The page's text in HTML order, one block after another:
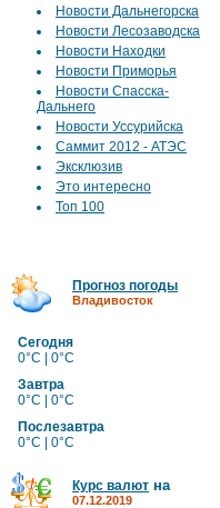
Новости Дальнегорска
Новости Лесозаводска
Новости Находки
Новости Приморья
Новости Спасска-
Дальнего
Новости Уссурийска
Саммит 2012 - АТЭС
Эксклюзив
Это интересно
Топ 100
Прогноз погоды
Владивосток
Сегодня
0°C | 0°C
Завтра
0°C | 0°C
Послезавтра
0°C | 0°C
Курс валют на
07.12.2019